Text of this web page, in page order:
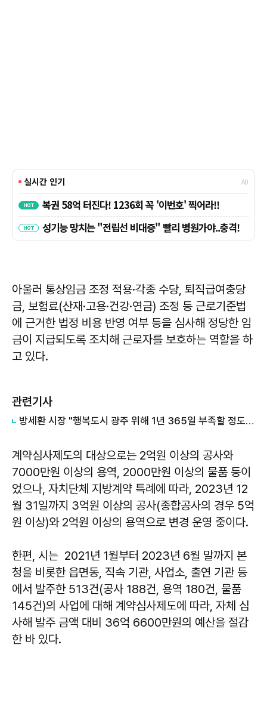
아울러 통상임금 조정 적용·각종 수당, 퇴직급여충당
금, 보험료(산재·고용·건강·연금) 조정 등 근로기준법
에 근거한 법정 비용 반영 여부 등을 심사해 정당한 임
금이 지급되도록 조치해 근로자를 보호하는 역할을 하
고 있다.
관련기사
방세환 시장 "행복도시 광주 위해 1년 365일 부족할 정도로 열심히 달릴 것"
계약심사제도의 대상으로는 2억원 이상의 공사와
7000만원 이상의 용역, 2000만원 이상의 물품 등이
었으나, 자치단체 지방계약 특례에 따라, 2023년 12
월 31일까지 3억원 이상의 공사(종합공사의 경우 5억
원 이상)와 2억원 이상의 용역으로 변경 운영 중이다.
한편, 시는 2021년 1월부터 2023년 6월 말까지 본
청을 비롯한 읍면동, 직속 기관, 사업소, 출연 기관 등
에서 발주한 513건(공사 188건, 용역 180건, 물품
145건)의 사업에 대해 계약심사제도에 따라, 자체 심
사해 발주 금액 대비 36억 6600만원의 예산을 절감
한 바 있다.